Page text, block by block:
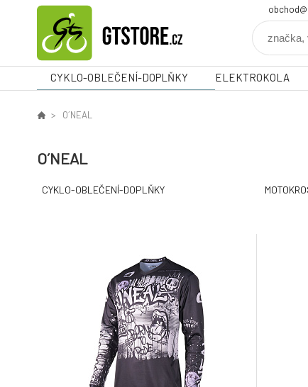
CYKLO-OBLEČENÍ-DOPLŇKY ELEKTROKOLA
O´NEAL
O´NEAL
CYKLO-OBLEČENÍ-DOPLŇKY